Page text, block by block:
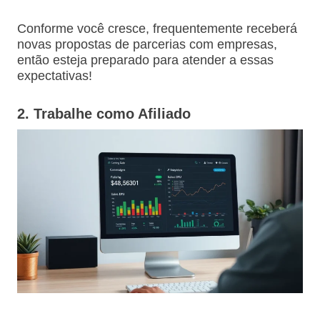
Conforme você cresce, frequentemente receberá
novas propostas de parcerias com empresas,
então esteja preparado para atender a essas
expectativas!
2. Trabalhe como Afiliado